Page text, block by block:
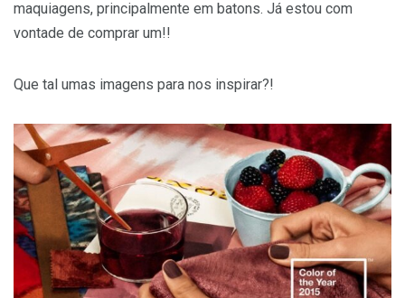
maquiagens, principalmente em batons. Já estou com
vontade de comprar um!!
Que tal umas imagens para nos inspirar?!